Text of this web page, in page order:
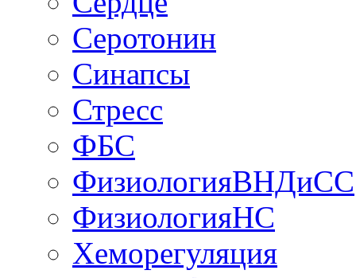
Серотонин
Синапсы
Стресс
ФБС
ФизиологияВНДиСС
ФизиологияНС
Хеморегуляция